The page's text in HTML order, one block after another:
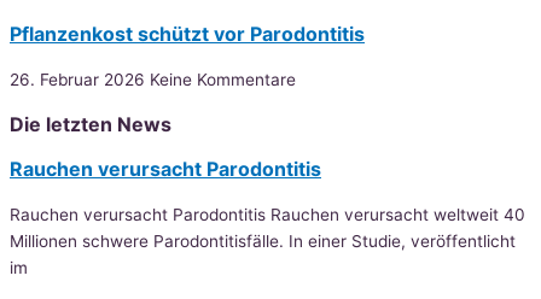
Pflanzenkost schützt vor Parodontitis
26. Februar 2026 Keine Kommentare
Die letzten News
Rauchen verursacht Parodontitis
Rauchen verursacht Parodontitis Rauchen verursacht weltweit 40
Millionen schwere Parodontitisfälle. In einer Studie, veröffentlicht
im